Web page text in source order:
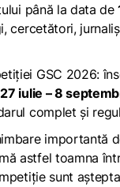
până la data de
cercetători,
GSC 2026:
27 iulie – 8
complet și
importantă
astfel toamna
sunt